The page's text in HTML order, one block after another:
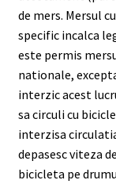
de mers. Mersul
specific incalca
este permis
nationale,
interzic acest
sa circuli cu
interzisa
depasesc viteza
bicicleta pe